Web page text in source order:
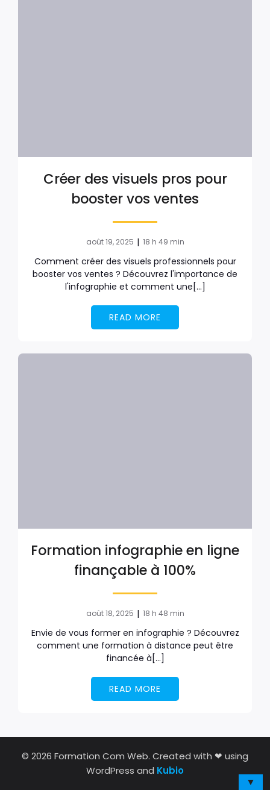
Créer des visuels pros pour
booster vos ventes
août 19, 2025 | 18 h 49 min
Comment créer des visuels professionnels pour
booster vos ventes ? Découvrez l'importance de
l'infographie et comment une[…]
READ MORE
Formation infographie en ligne
finançable à 100%
août 18, 2025 | 18 h 48 min
Envie de vous former en infographie ? Découvrez
comment une formation à distance peut être
financée à[…]
READ MORE
© 2026 Formation Com Web. Created with ❤ using
WordPress and Kubio
▼